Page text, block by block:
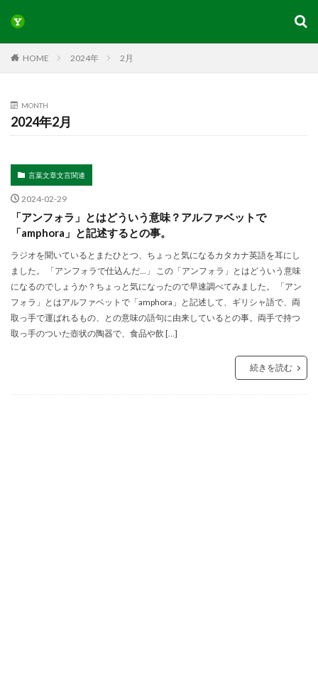
HOME 2024年 2月
MONTH
2024年2月
言葉文章文言関連
2024-02-29
「アンフォラ」とはどういう意味？アルファベットで
「amphora」と記述するとの事。
ラジオを聞いているとまたひとつ、ちょっと気になるカタカナ英語を耳にし
ました。 「アンフォラで仕込んだ…」 この「アンフォラ」とはどういう意味
になるのでしょうか？ちょっと気になったので早速調べてみました。 「アン
フォラ」とはアルファベットで「amphora」と記述して、ギリシャ語で、両
取っ手で運ばれるもの、との意味の語句に由来しているとの事。両手で持つ
取っ手のついた壺状の陶器で、食品や飲 […]
続きを読む